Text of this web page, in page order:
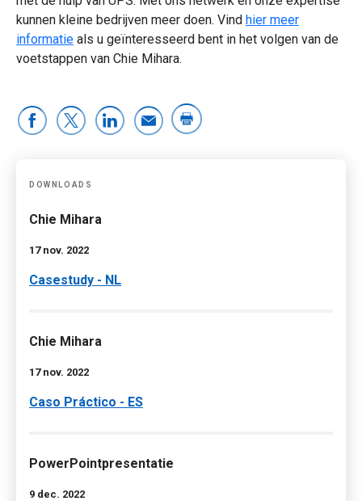
kunnen kleine bedrijven meer doen. Vind hier meer
informatie als u geïnteresseerd bent in het volgen van de
voetstappen van Chie Mihara.
DOWNLOADS
Chie Mihara
17 nov. 2022
Casestudy - NL
Chie Mihara
17 nov. 2022
Caso Práctico - ES
PowerPointpresentatie
9 dec. 2022